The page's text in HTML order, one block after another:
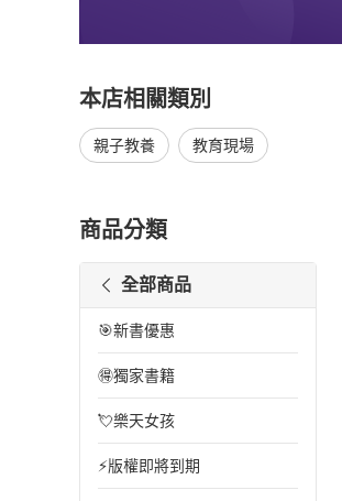
本店相關類別
親子教養 教育現場
商品分類
全部商品
🎯新書優惠
🉐獨家書籍
💘樂天女孩
⚡版權即將到期